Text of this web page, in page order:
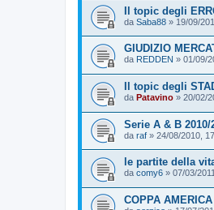
Il topic degli
da Saba88 » 19/09/
GIUDIZIO
da REDDEN » 01/09/
Il topic degli
da Patavino » 20/02/
Serie A & B 2010/
da raf » 24/08/2010,
le partite della
da comy6 » 07/03/
COPPA AMERICA